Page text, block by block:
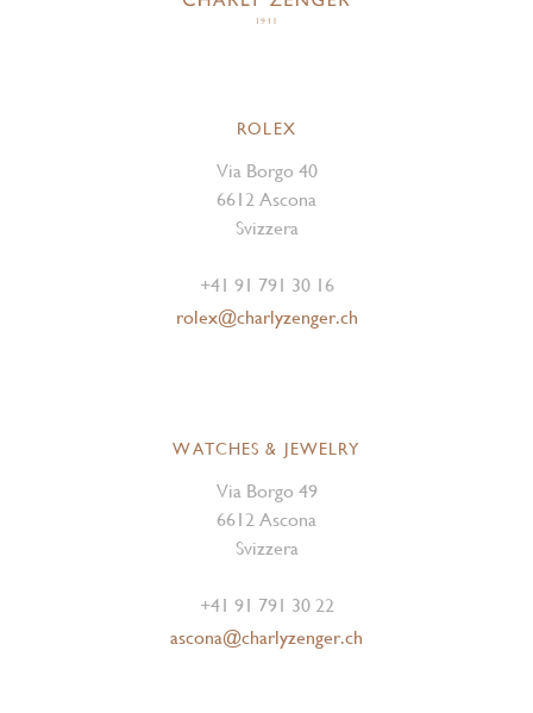
ROLEX
Via Borgo 40
6612 Ascona
Svizzera
+41 91 791 30 16
rolex@charlyzenger.ch
WATCHES & JEWELRY
Via Borgo 49
6612 Ascona
Svizzera
+41 91 791 30 22
ascona@charlyzenger.ch